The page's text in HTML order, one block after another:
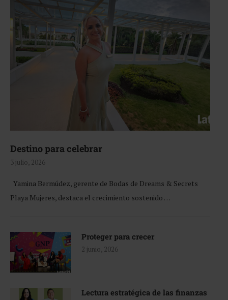
Destino para celebrar
3 julio, 2026
Yamina Bermúdez, gerente de Bodas de Dreams & Secrets
Playa Mujeres, destaca el crecimiento sostenido …
Proteger para crecer
2 junio, 2026
Lectura estratégica de las finanzas